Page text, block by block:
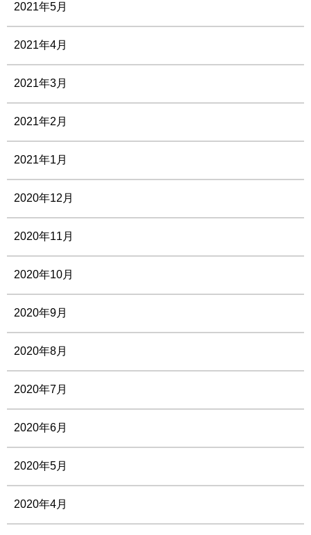
2021年5月
2021年4月
2021年3月
2021年2月
2021年1月
2020年12月
2020年11月
2020年10月
2020年9月
2020年8月
2020年7月
2020年6月
2020年5月
2020年4月